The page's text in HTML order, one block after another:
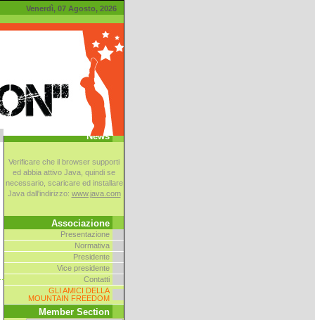
Venerdì, 07 Agosto, 2026
News
Verificare che il browser supporti
ed abbia attivo Java, quindi se
necessario, scaricare ed installare
Java dall'indirizzo: www.java.com
Associazione
Presentazione
Normativa
Presidente
Vice presidente
Contatti
GLI AMICI DELLA
MOUNTAIN FREEDOM
Member Section